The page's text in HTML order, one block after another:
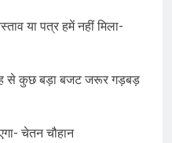
या पत्र हमें नहीं मिला-
से कुछ बड़ा बजट जरूर गड़बड़
चेतन चौहान